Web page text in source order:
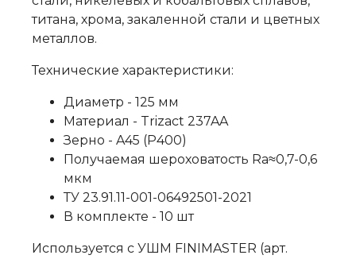
титана, хрома, закаленной стали и цветных
металлов.
Технические характеристики:
Диаметр - 125 мм
Материал - Trizact 237AA
Зерно - A45 (Р400)
Получаемая шероховатость Ra≈0,7-0,6
мкм
ТУ 23.91.11-001-06492501-2021
В комплекте - 10 шт
Используется с УШМ FINIMASTER (арт.